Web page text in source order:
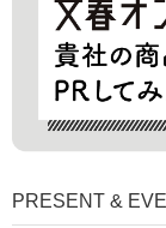
PRESENT &